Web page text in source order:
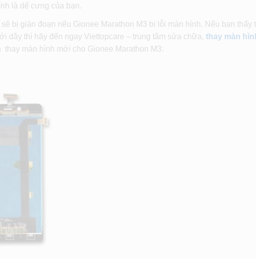
là dế cưng của bạn.
bị gián đoạn nếu Gionee Marathon M3 bị lỗi màn hình. Nếu bạn thấy
dây thì hãy đến ngay Viettopcare – trung tâm sửa chữa, thay màn
màn hình mới cho Gionee Marathon M3: